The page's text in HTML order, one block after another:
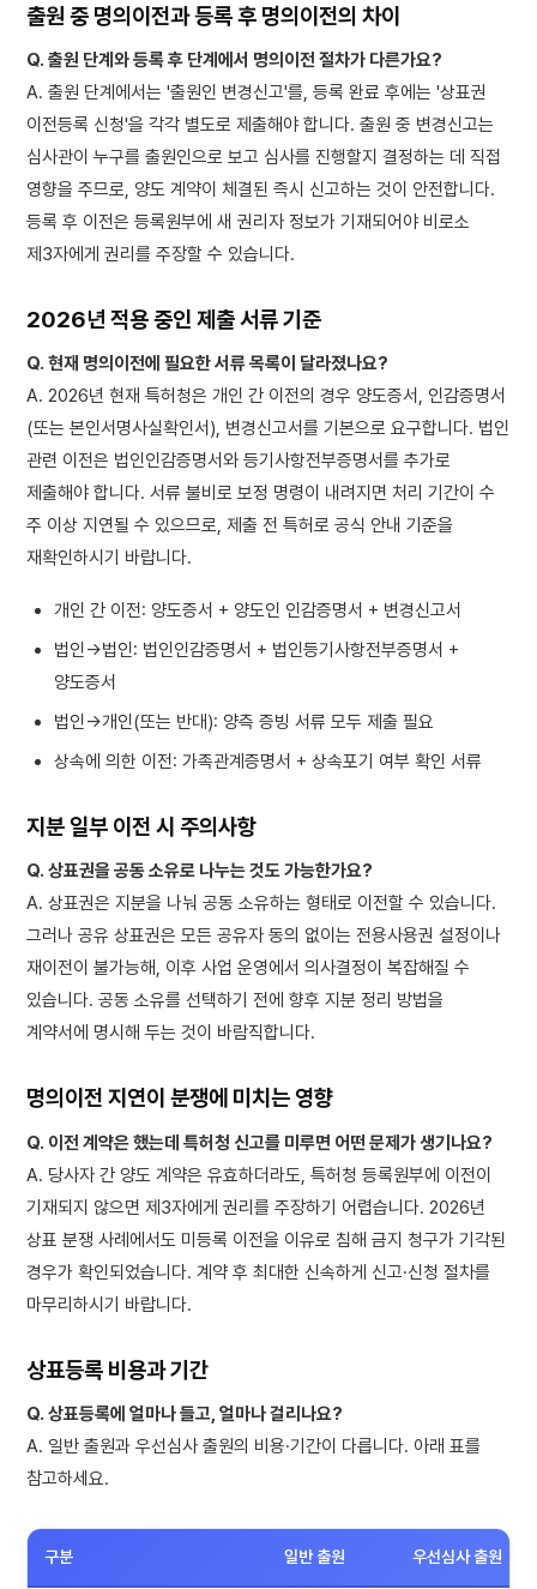
출원 중 명의이전과 등록 후 명의이전의 차이
Q. 출원 단계와 등록 후 단계에서 명의이전 절차가 다른가요?
A. 출원 단계에서는 '출원인 변경신고'를, 등록 완료 후에는 '상표권
이전등록 신청'을 각각 별도로 제출해야 합니다. 출원 중 변경신고는
심사관이 누구를 출원인으로 보고 심사를 진행할지 결정하는 데 직접
영향을 주므로, 양도 계약이 체결된 즉시 신고하는 것이 안전합니다.
등록 후 이전은 등록원부에 새 권리자 정보가 기재되어야 비로소
제3자에게 권리를 주장할 수 있습니다.
2026년 적용 중인 제출 서류 기준
Q. 현재 명의이전에 필요한 서류 목록이 달라졌나요?
A. 2026년 현재 특허청은 개인 간 이전의 경우 양도증서, 인감증명서
(또는 본인서명사실확인서), 변경신고서를 기본으로 요구합니다. 법인
관련 이전은 법인인감증명서와 등기사항전부증명서를 추가로
제출해야 합니다. 서류 불비로 보정 명령이 내려지면 처리 기간이 수
주 이상 지연될 수 있으므로, 제출 전 특허로 공식 안내 기준을
재확인하시기 바랍니다.
개인 간 이전: 양도증서 + 양도인 인감증명서 + 변경신고서
법인→법인: 법인인감증명서 + 법인등기사항전부증명서 +
양도증서
법인→개인(또는 반대): 양측 증빙 서류 모두 제출 필요
상속에 의한 이전: 가족관계증명서 + 상속포기 여부 확인 서류
지분 일부 이전 시 주의사항
Q. 상표권을 공동 소유로 나누는 것도 가능한가요?
A. 상표권은 지분을 나눠 공동 소유하는 형태로 이전할 수 있습니다.
그러나 공유 상표권은 모든 공유자 동의 없이는 전용사용권 설정이나
재이전이 불가능해, 이후 사업 운영에서 의사결정이 복잡해질 수
있습니다. 공동 소유를 선택하기 전에 향후 지분 정리 방법을
계약서에 명시해 두는 것이 바람직합니다.
명의이전 지연이 분쟁에 미치는 영향
Q. 이전 계약은 했는데 특허청 신고를 미루면 어떤 문제가 생기나요?
A. 당사자 간 양도 계약은 유효하더라도, 특허청 등록원부에 이전이
기재되지 않으면 제3자에게 권리를 주장하기 어렵습니다. 2026년
상표 분쟁 사례에서도 미등록 이전을 이유로 침해 금지 청구가 기각된
경우가 확인되었습니다. 계약 후 최대한 신속하게 신고·신청 절차를
마무리하시기 바랍니다.
상표등록 비용과 기간
Q. 상표등록에 얼마나 들고, 얼마나 걸리나요?
A. 일반 출원과 우선심사 출원의 비용·기간이 다릅니다. 아래 표를
참고하세요.
구분 일반 출원 우선심사 출원